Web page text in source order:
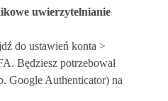
uwierzytelnianie
do ustawień konta >
Będziesz potrzebował
Google Authenticator) na